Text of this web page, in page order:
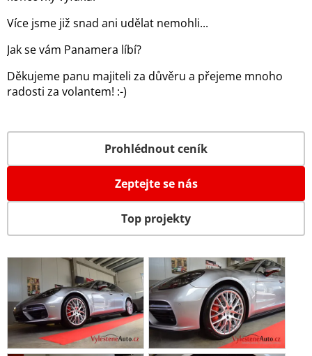
Více jsme již snad ani udělat nemohli...
Jak se vám Panamera líbí?
Děkujeme panu majiteli za důvěru a přejeme mnoho
radosti za volantem! :-)
Prohlédnout ceník
Zeptejte se nás
Top projekty